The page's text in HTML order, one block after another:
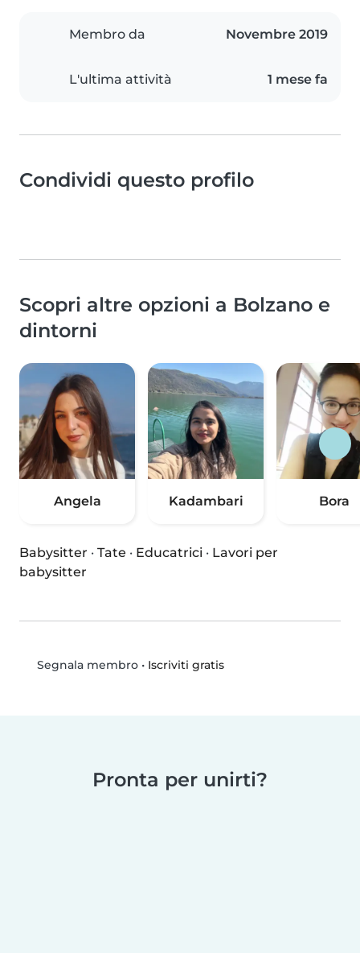
Membro da Novembre 2019
L'ultima attività 1 mese fa
Condividi questo profilo
Scopri altre opzioni a Bolzano e
dintorni
Angela Kadambari Bora
Babysitter · Tate · Educatrici · Lavori per
babysitter
Segnala membro• Iscriviti gratis
Pronta per unirti?